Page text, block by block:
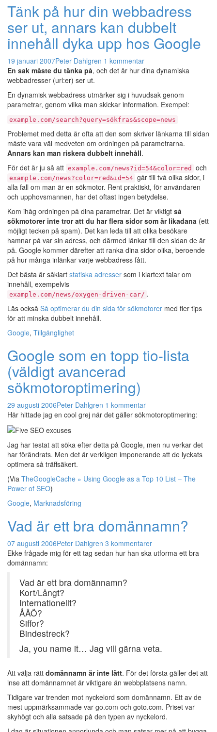
Tänk på hur din webbadress
ser ut, annars kan dubbelt
innehåll dyka upp hos Google
19 januari 2007Peter Dahlgren 1 kommentar
En sak måste du tänka på, och det är hur dina dynamiska
webbadresser (url:er) ser ut.
En dynamisk webbadress utmärker sig i huvudsak genom
parametrar, genom vilka man skickar information. Exempel:
example.com/search?query=sökfras&scope=news
Problemet med detta är ofta att den som skriver länkarna till sidan
måste vara väl medveten om ordningen på parametrarna.
Annars kan man riskera dubbelt innehåll.
För det är ju så att example.com/news?id=54&color=red och
example.com/news?color=red&id=54 går till två olika sidor, i
alla fall om man är en sökmotor. Rent praktiskt, för användaren
och upphovsmannen, har det oftast ingen betydelse.
Kom ihåg ordningen på dina parametrar. Det är viktigt så
sökmotorer inte tror att du har flera sidor som är likadana (ett
möjligt tecken på spam). Det kan leda till att olika besökare
hamnar på var sin adress, och därmed länkar till den sidan de är
på. Google kommer därefter att ranka dina sidor olika, beroende
på hur många inlänkar varje webbadress fått.
Det bästa är såklart statiska adresser som i klartext talar om
innehåll, exempelvis
example.com/news/oxygen-driven-car/ .
Läs också Så optimerar du din sida för sökmotorer med fler tips
för att minska dubbelt innehåll.
Google, Tillgänglighet
Google som en topp tio-lista
(väldigt avancerad
sökmotoroptimering)
29 augusti 2006Peter Dahlgren 1 kommentar
Här hittade jag en cool grej när det gäller sökmotoroptimering:
Jag har testat att söka efter detta på Google, men nu verkar det
har förändrats. Men det är verkligen imponerande att de lyckats
optimera så träffsäkert.
(Via TheGoogleCache » Using Google as a Top 10 List – The
Power of SEO)
Google, Marknadsföring
Vad är ett bra domännamn?
07 augusti 2006Peter Dahlgren 3 kommentarer
Ekke frågade mig för ett tag sedan hur han ska utforma ett bra
domännamn:
Vad är ett bra domännamn?
Kort/Långt?
Internationellt?
ÅÄÖ?
Siffor?
Bindestreck?
Ja, you name it… Jag vill gärna veta.
Att välja rätt domännamn är inte lätt. För det första gäller det att
inse att domännamnet är viktigare än webbplatsens namn.
Tidigare var trenden mot nyckelord som domännamn. Ett av de
mest uppmärksammade var go.com och goto.com. Priset var
skyhögt och alla satsade på den typen av nyckelord.